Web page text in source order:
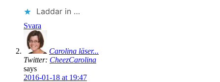
Laddar in …
Svara
Carolina läser...
Twitter: CheezCarolina
says
2016-01-18 at 19:47